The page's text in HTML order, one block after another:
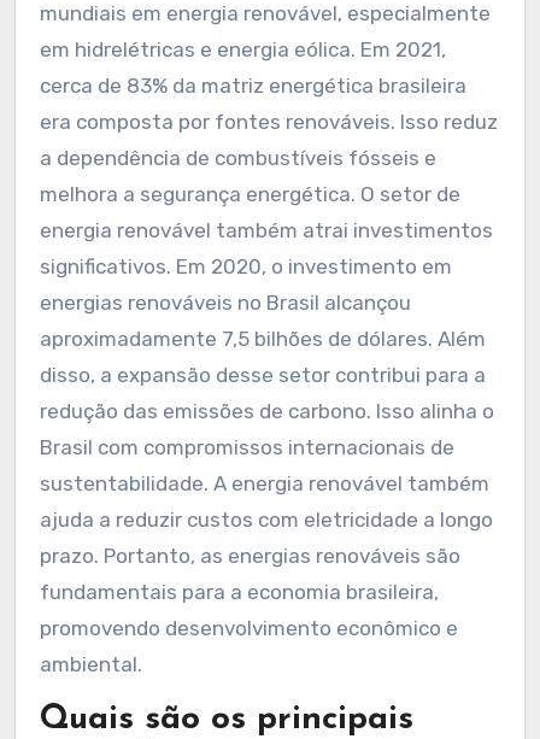
mundiais em energia renovável, especialmente
em hidrelétricas e energia eólica. Em 2021,
cerca de 83% da matriz energética brasileira
era composta por fontes renováveis. Isso reduz
a dependência de combustíveis fósseis e
melhora a segurança energética. O setor de
energia renovável também atrai investimentos
significativos. Em 2020, o investimento em
energias renováveis no Brasil alcançou
aproximadamente 7,5 bilhões de dólares. Além
disso, a expansão desse setor contribui para a
redução das emissões de carbono. Isso alinha o
Brasil com compromissos internacionais de
sustentabilidade. A energia renovável também
ajuda a reduzir custos com eletricidade a longo
prazo. Portanto, as energias renováveis são
fundamentais para a economia brasileira,
promovendo desenvolvimento econômico e
ambiental.
Quais são os principais